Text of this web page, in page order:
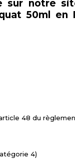
sur notre
50ml
48 du
4)